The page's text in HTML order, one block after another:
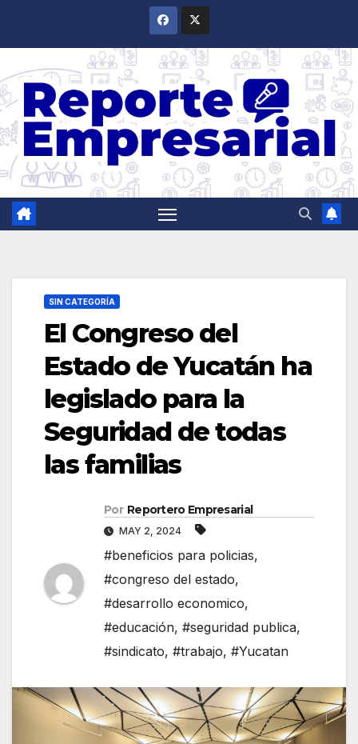
SIN CATEGORÍA
El Congreso del
Estado de Yucatán ha
legislado para la
Seguridad de todas
las familias
Por Reportero Empresarial
MAY 2, 2024
#beneficios para policias,
#congreso del estado,
#desarrollo economico,
#educación, #seguridad publica,
#sindicato, #trabajo, #Yucatan